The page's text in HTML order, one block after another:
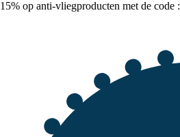
15% op anti-vliegproducten met de code :